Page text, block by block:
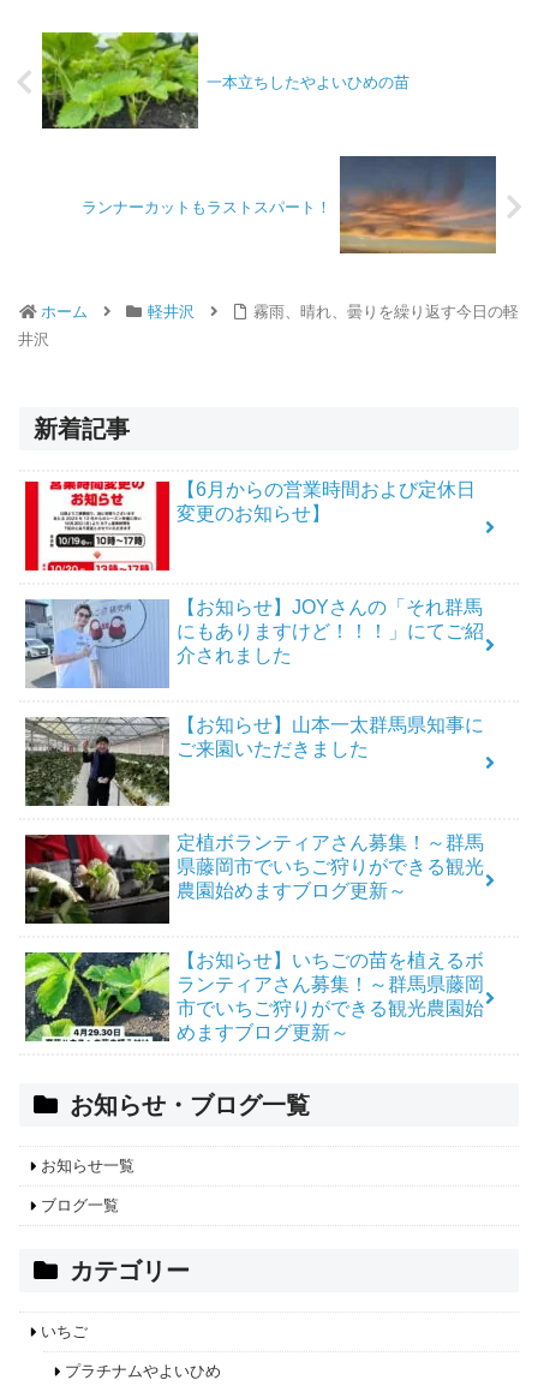
一本立ちしたやよいひめの苗
ランナーカットもラストスパート！
ホーム 軽井沢
霧雨、晴れ、曇りを繰り返す今日の軽
井沢
新着記事
【6月からの営業時間および定休日
変更のお知らせ】
【お知らせ】JOYさんの「それ群馬
にもありますけど！！！」にてご紹
介されました
【お知らせ】山本一太群馬県知事に
ご来園いただきました
定植ボランティアさん募集！～群馬
県藤岡市でいちご狩りができる観光
農園始めますブログ更新～
【お知らせ】いちごの苗を植えるボ
ランティアさん募集！～群馬県藤岡
市でいちご狩りができる観光農園始
めますブログ更新～
お知らせ・ブログ一覧
お知らせ一覧
ブログ一覧
カテゴリー
いちご
プラチナムやよいひめ